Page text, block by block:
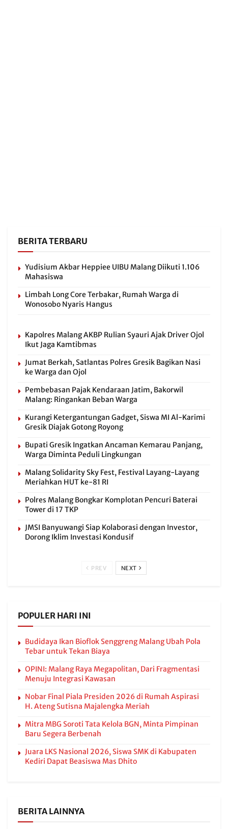
BERITA TERBARU
Yudisium Akbar Heppiee UIBU Malang Diikuti 1.106
Mahasiswa
Limbah Long Core Terbakar, Rumah Warga di
Wonosobo Nyaris Hangus
Kapolres Malang AKBP Rulian Syauri Ajak Driver Ojol
Ikut Jaga Kamtibmas
Jumat Berkah, Satlantas Polres Gresik Bagikan Nasi
ke Warga dan Ojol
Pembebasan Pajak Kendaraan Jatim, Bakorwil
Malang: Ringankan Beban Warga
Kurangi Ketergantungan Gadget, Siswa MI Al-Karimi
Gresik Diajak Gotong Royong
Bupati Gresik Ingatkan Ancaman Kemarau Panjang,
Warga Diminta Peduli Lingkungan
Malang Solidarity Sky Fest, Festival Layang-Layang
Meriahkan HUT ke-81 RI
Polres Malang Bongkar Komplotan Pencuri Baterai
Tower di 17 TKP
JMSI Banyuwangi Siap Kolaborasi dengan Investor,
Dorong Iklim Investasi Kondusif
PREV NEXT
POPULER HARI INI
Budidaya Ikan Bioflok Senggreng Malang Ubah Pola
Tebar untuk Tekan Biaya
OPINI: Malang Raya Megapolitan, Dari Fragmentasi
Menuju Integrasi Kawasan
Nobar Final Piala Presiden 2026 di Rumah Aspirasi
H. Ateng Sutisna Majalengka Meriah
Mitra MBG Soroti Tata Kelola BGN, Minta Pimpinan
Baru Segera Berbenah
Juara LKS Nasional 2026, Siswa SMK di Kabupaten
Kediri Dapat Beasiswa Mas Dhito
BERITA LAINNYA